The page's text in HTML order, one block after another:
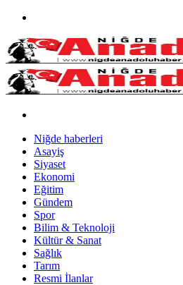
Niğde haberleri
Asayiş
Siyaset
Ekonomi
Eğitim
Gündem
Spor
Bilim & Teknoloji
Kültür & Sanat
Sağlık
Tarım
Resmi İlanlar